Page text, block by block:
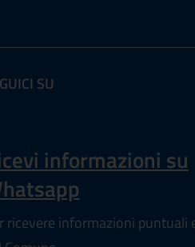
SU
informazioni su
ricevere informazioni puntuali